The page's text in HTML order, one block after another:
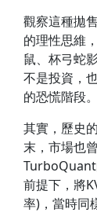
觀察這種拋
的理性思維
鼠、杯弓蛇
不是投資，
的恐慌階段。
其實，歷史
末，市場也
TurboQuant
前提下，將
率)，當時同